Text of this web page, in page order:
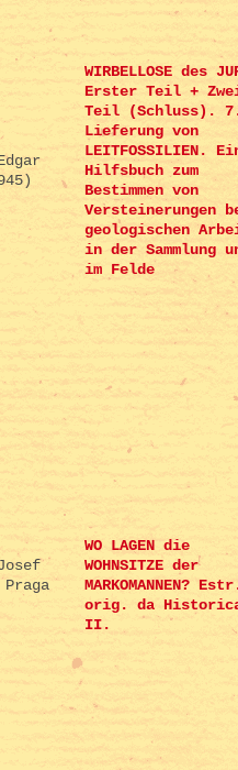
WIRBELLOSE des
Erster Teil +
Teil (Schluss).
Lieferung von
LEITFOSSILIEN.
Hilfsbuch zum
Bestimmen von
Versteinerungen
geologischen
in der Sammlung
im Felde
WO LAGEN die
WOHNSITZE der
MARKOMANNEN?
orig. da
II.